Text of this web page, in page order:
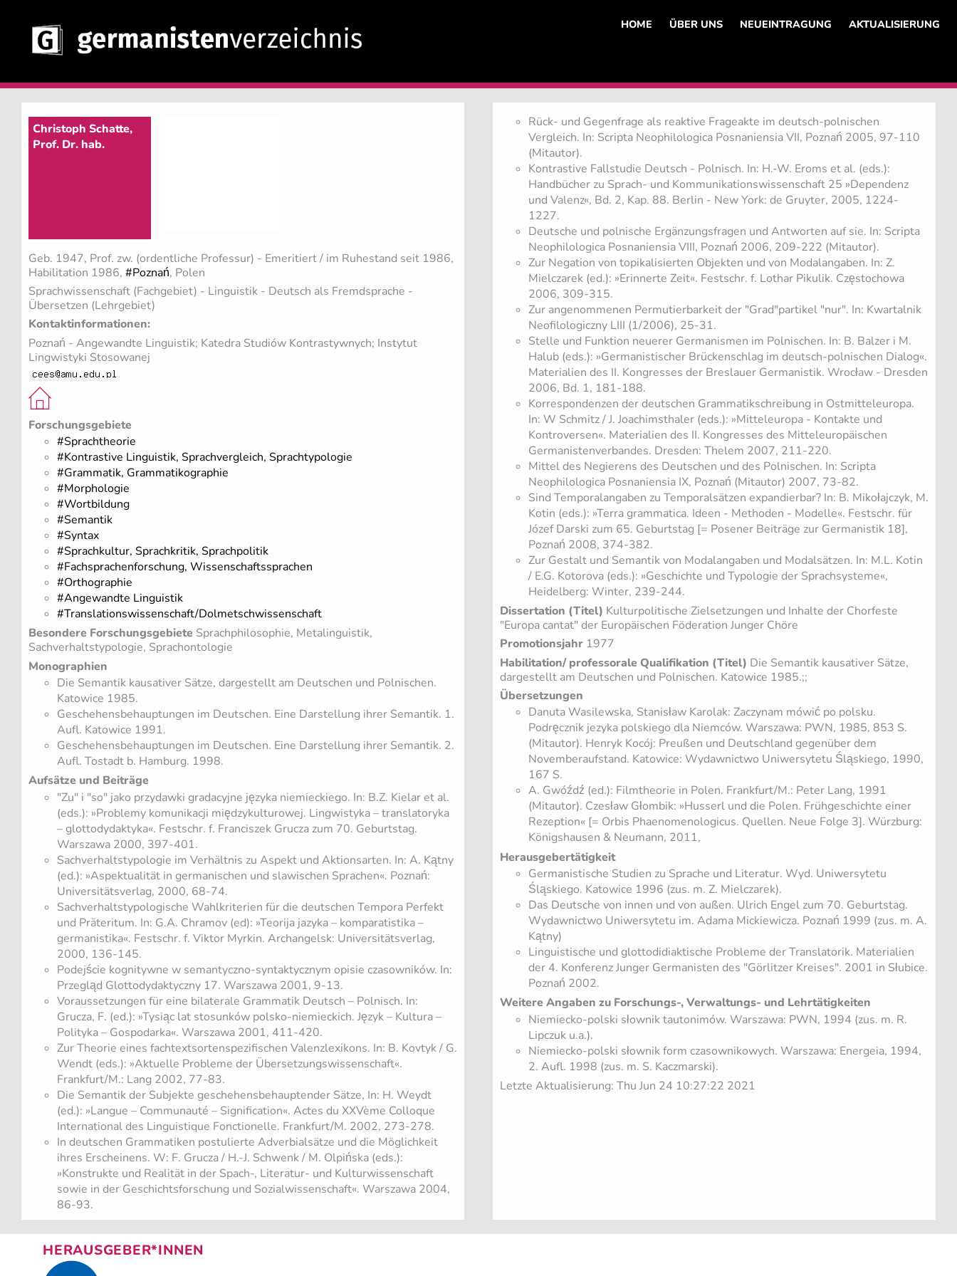
HOME ÜBER UNS NEUEINTRAGUNG AKTUALISIERUNG
Christoph Schatte,
Prof. Dr. hab.
Geb. 1947, Prof. zw. (ordentliche Professur) - Emeritiert / im Ruhestand seit 1986,
Habilitation 1986, #Poznań, Polen
Sprachwissenschaft (Fachgebiet) - Linguistik - Deutsch als Fremdsprache -
Übersetzen (Lehrgebiet)
Kontaktinformationen:
Poznań - Angewandte Linguistik; Katedra Studiów Kontrastywnych; Instytut
Lingwistyki Stosowanej
Forschungsgebiete
#Sprachtheorie
#Kontrastive Linguistik, Sprachvergleich, Sprachtypologie
#Grammatik, Grammatikographie
#Morphologie
#Wortbildung
#Semantik
#Syntax
#Sprachkultur, Sprachkritik, Sprachpolitik
#Fachsprachenforschung, Wissenschaftssprachen
#Orthographie
#Angewandte Linguistik
#Translationswissenschaft/Dolmetschwissenschaft
Besondere Forschungsgebiete Sprachphilosophie, Metalinguistik,
Sachverhaltstypologie, Sprachontologie
Monographien
Die Semantik kausativer Sätze, dargestellt am Deutschen und Polnischen.
Katowice 1985.
Geschehensbehauptungen im Deutschen. Eine Darstellung ihrer Semantik. 1.
Aufl. Katowice 1991.
Geschehensbehauptungen im Deutschen. Eine Darstellung ihrer Semantik. 2.
Aufl. Tostadt b. Hamburg. 1998.
Aufsätze und Beiträge
"Zu" i "so" jako przydawki gradacyjne języka niemieckiego. In: B.Z. Kielar et al.
(eds.): »Problemy komunikacji międzykulturowej. Lingwistyka – translatoryka
– glottodydaktyka«. Festschr. f. Franciszek Grucza zum 70. Geburtstag.
Warszawa 2000, 397-401.
Sachverhaltstypologie im Verhältnis zu Aspekt und Aktionsarten. In: A. Kątny
(ed.): »Aspektualität in germanischen und slawischen Sprachen«. Poznań:
Universitätsverlag, 2000, 68-74.
Sachverhaltstypologische Wahlkriterien für die deutschen Tempora Perfekt
und Präteritum. In: G.A. Chramov (ed): »Teorija jazyka – komparatistika –
germanistika«. Festschr. f. Viktor Myrkin. Archangelsk: Universitätsverlag,
2000, 136-145.
Podejście kognitywne w semantyczno-syntaktycznym opisie czasowników. In:
Przegląd Glottodydaktyczny 17. Warszawa 2001, 9-13.
Voraussetzungen für eine bilaterale Grammatik Deutsch – Polnisch. In:
Grucza, F. (ed.): »Tysiąc lat stosunków polsko-niemieckich. Język – Kultura –
Polityka – Gospodarka«. Warszawa 2001, 411-420.
Zur Theorie eines fachtextsortenspezifischen Valenzlexikons. In: B. Kovtyk / G.
Wendt (eds.): »Aktuelle Probleme der Übersetzungswissenschaft«.
Frankfurt/M.: Lang 2002, 77-83.
Die Semantik der Subjekte geschehensbehauptender Sätze, In: H. Weydt
(ed.): »Langue – Communauté – Signification«. Actes du XXVème Colloque
International des Linguistique Fonctionelle. Frankfurt/M. 2002, 273-278.
In deutschen Grammatiken postulierte Adverbialsätze und die Möglichkeit
ihres Erscheinens. W: F. Grucza / H.-J. Schwenk / M. Olpińska (eds.):
»Konstrukte und Realität in der Spach-, Literatur- und Kulturwissenschaft
sowie in der Geschichtsforschung und Sozialwissenschaft«. Warszawa 2004,
86-93.
Rück- und Gegenfrage als reaktive Frageakte im deutsch-polnischen
Vergleich. In: Scripta Neophilologica Posnaniensia VII, Poznań 2005, 97-110
(Mitautor).
Kontrastive Fallstudie Deutsch - Polnisch. In: H.-W. Eroms et al. (eds.):
Handbücher zu Sprach- und Kommunikationswissenschaft 25 »Dependenz
und Valenz«, Bd. 2, Kap. 88. Berlin - New York: de Gruyter, 2005, 1224-
1227.
Deutsche und polnische Ergänzungsfragen und Antworten auf sie. In: Scripta
Neophilologica Posnaniensia VIII, Poznań 2006, 209-222 (Mitautor).
Zur Negation von topikalisierten Objekten und von Modalangaben. In: Z.
Mielczarek (ed.): »Erinnerte Zeit«. Festschr. f. Lothar Pikulik. Częstochowa
2006, 309-315.
Zur angenommenen Permutierbarkeit der "Grad"partikel "nur". In: Kwartalnik
Neofilologiczny LIII (1/2006), 25-31.
Stelle und Funktion neuerer Germanismen im Polnischen. In: B. Balzer i M.
Halub (eds.): »Germanistischer Brückenschlag im deutsch-polnischen Dialog«.
Materialien des II. Kongresses der Breslauer Germanistik. Wrocław - Dresden
2006, Bd. 1, 181-188.
Korrespondenzen der deutschen Grammatikschreibung in Ostmitteleuropa.
In: W Schmitz / J. Joachimsthaler (eds.): »Mitteleuropa - Kontakte und
Kontroversen«. Materialien des II. Kongresses des Mitteleuropäischen
Germanistenverbandes. Dresden: Thelem 2007, 211-220.
Mittel des Negierens des Deutschen und des Polnischen. In: Scripta
Neophilologica Posnaniensia IX, Poznań (Mitautor) 2007, 73-82.
Sind Temporalangaben zu Temporalsätzen expandierbar? In: B. Mikołajczyk, M.
Kotin (eds.): »Terra grammatica. Ideen - Methoden - Modelle«. Festschr. für
Józef Darski zum 65. Geburtstag [= Posener Beiträge zur Germanistik 18],
Poznań 2008, 374-382.
Zur Gestalt und Semantik von Modalangaben und Modalsätzen. In: M.L. Kotin
/ E.G. Kotorova (eds.): »Geschichte und Typologie der Sprachsysteme«,
Heidelberg: Winter, 239-244.
Dissertation (Titel) Kulturpolitische Zielsetzungen und Inhalte der Chorfeste
"Europa cantat" der Europäischen Föderation Junger Chöre
Promotionsjahr 1977
Habilitation/ professorale Qualifikation (Titel) Die Semantik kausativer Sätze,
dargestellt am Deutschen und Polnischen. Katowice 1985.;;
Übersetzungen
Danuta Wasilewska, Stanisław Karolak: Zaczynam mówić po polsku.
Podręcznik jezyka polskiego dla Niemców. Warszawa: PWN, 1985, 853 S.
(Mitautor). Henryk Kocój: Preußen und Deutschland gegenüber dem
Novemberaufstand. Katowice: Wydawnictwo Uniwersytetu Śląskiego, 1990,
167 S.
A. Gwóźdź (ed.): Filmtheorie in Polen. Frankfurt/M.: Peter Lang, 1991
(Mitautor). Czesław Głombik: »Husserl und die Polen. Frühgeschichte einer
Rezeption« [= Orbis Phaenomenologicus. Quellen. Neue Folge 3]. Würzburg:
Königshausen & Neumann, 2011,
Herausgebertätigkeit
Germanistische Studien zu Sprache und Literatur. Wyd. Uniwersytetu
Śląskiego. Katowice 1996 (zus. m. Z. Mielczarek).
Das Deutsche von innen und von außen. Ulrich Engel zum 70. Geburtstag.
Wydawnictwo Uniwersytetu im. Adama Mickiewicza. Poznań 1999 (zus. m. A.
Kątny)
Linguistische und glottodidiaktische Probleme der Translatorik. Materialien
der 4. Konferenz Junger Germanisten des "Görlitzer Kreises". 2001 in Słubice.
Poznań 2002.
Weitere Angaben zu Forschungs-, Verwaltungs- und Lehrtätigkeiten
Niemiecko-polski słownik tautonimów. Warszawa: PWN, 1994 (zus. m. R.
Lipczuk u.a.).
Niemiecko-polski słownik form czasownikowych. Warszawa: Energeia, 1994,
2. Aufl. 1998 (zus. m. S. Kaczmarski).
Letzte Aktualisierung: Thu Jun 24 10:27:22 2021
HERAUSGEBER*INNEN